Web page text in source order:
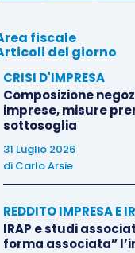
fiscale
del giorno
CRISI D'IMPRESA
Composizione
imprese, misure
sottosoglia
31 Luglio 2026
di Carlo Arsie
REDDITO IMPRESA E
IRAP e studi
forma associata”